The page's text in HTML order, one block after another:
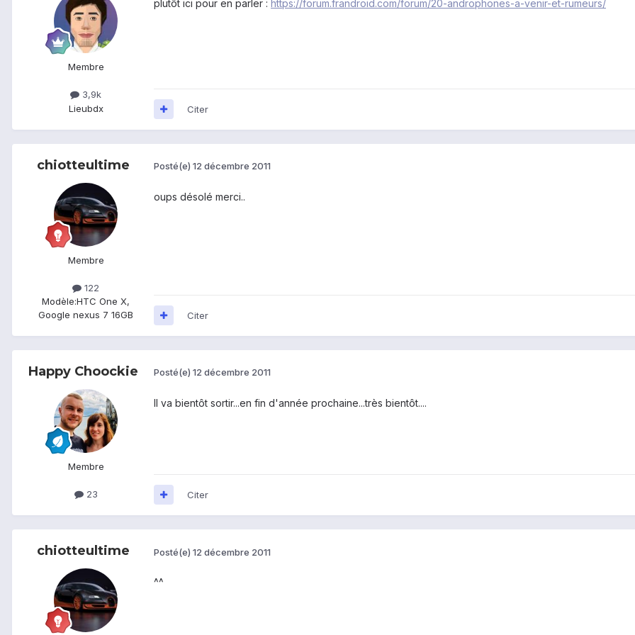
Membre
3,9k
Lieubdx
plutôt ici pour en parler : https://forum.frandroid.com/forum/20-androphones-a-venir-et-rumeurs/
Citer
chiotteultime
Membre
122
Modèle:HTC One X,
Google nexus 7 16GB
Posté(e) 12 décembre 2011
oups désolé merci..
Citer
Happy Choockie
Membre
23
Posté(e) 12 décembre 2011
Il va bientôt sortir...en fin d'année prochaine...très bientôt....
Citer
chiotteultime Posté(e) 12 décembre 2011
^^